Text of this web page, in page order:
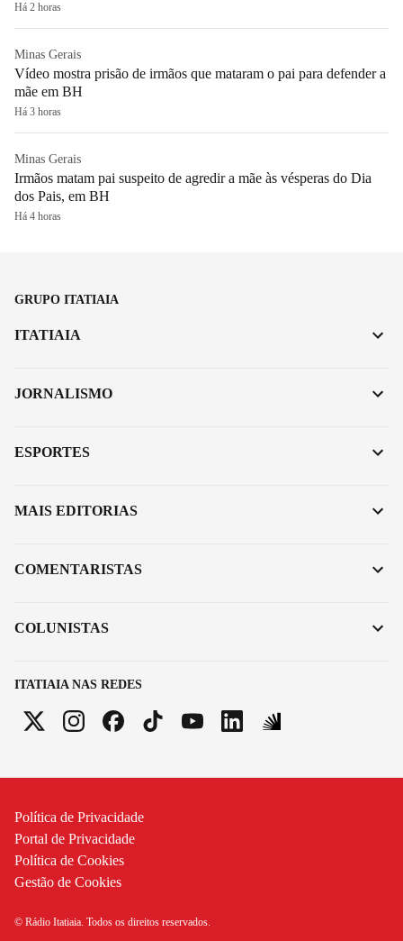
Há 2 horas
Minas Gerais
Vídeo mostra prisão de irmãos que mataram o pai para defender a
mãe em BH
Há 3 horas
Minas Gerais
Irmãos matam pai suspeito de agredir a mãe às vésperas do Dia
dos Pais, em BH
Há 4 horas
GRUPO ITATIAIA
ITATIAIA NAS REDES
ITATIAIA
JORNALISMO
ESPORTES
MAIS EDITORIAS
COMENTARISTAS
COLUNISTAS
Política de Privacidade
Portal de Privacidade
Política de Cookies
Gestão de Cookies
© Rádio Itatiaia. Todos os direitos reservados.